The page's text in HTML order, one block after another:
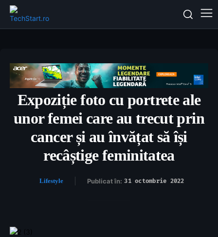
Expoziție foto cu portrete ale
unor femei care au trecut prin
cancer și au învățat să își
recâștige feminitatea
Lifestyle Publicat în: 31 octombrie 2022